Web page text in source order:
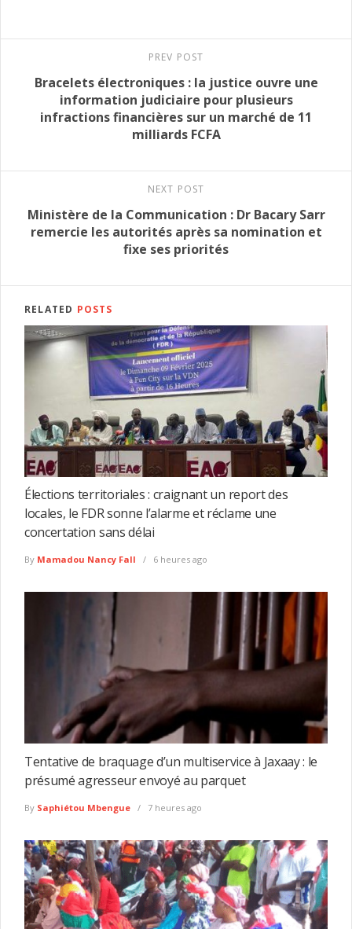
PREV POST
Bracelets électroniques : la justice ouvre une
information judiciaire pour plusieurs
infractions financières sur un marché de 11
milliards FCFA
NEXT POST
Ministère de la Communication : Dr Bacary Sarr
remercie les autorités après sa nomination et
fixe ses priorités
RELATED POSTS
Élections territoriales : craignant un report des
locales, le FDR sonne l’alarme et réclame une
concertation sans délai
By Mamadou Nancy Fall 6 heures ago
Tentative de braquage d’un multiservice à Jaxaay : le
présumé agresseur envoyé au parquet
By Saphiétou Mbengue 7 heures ago